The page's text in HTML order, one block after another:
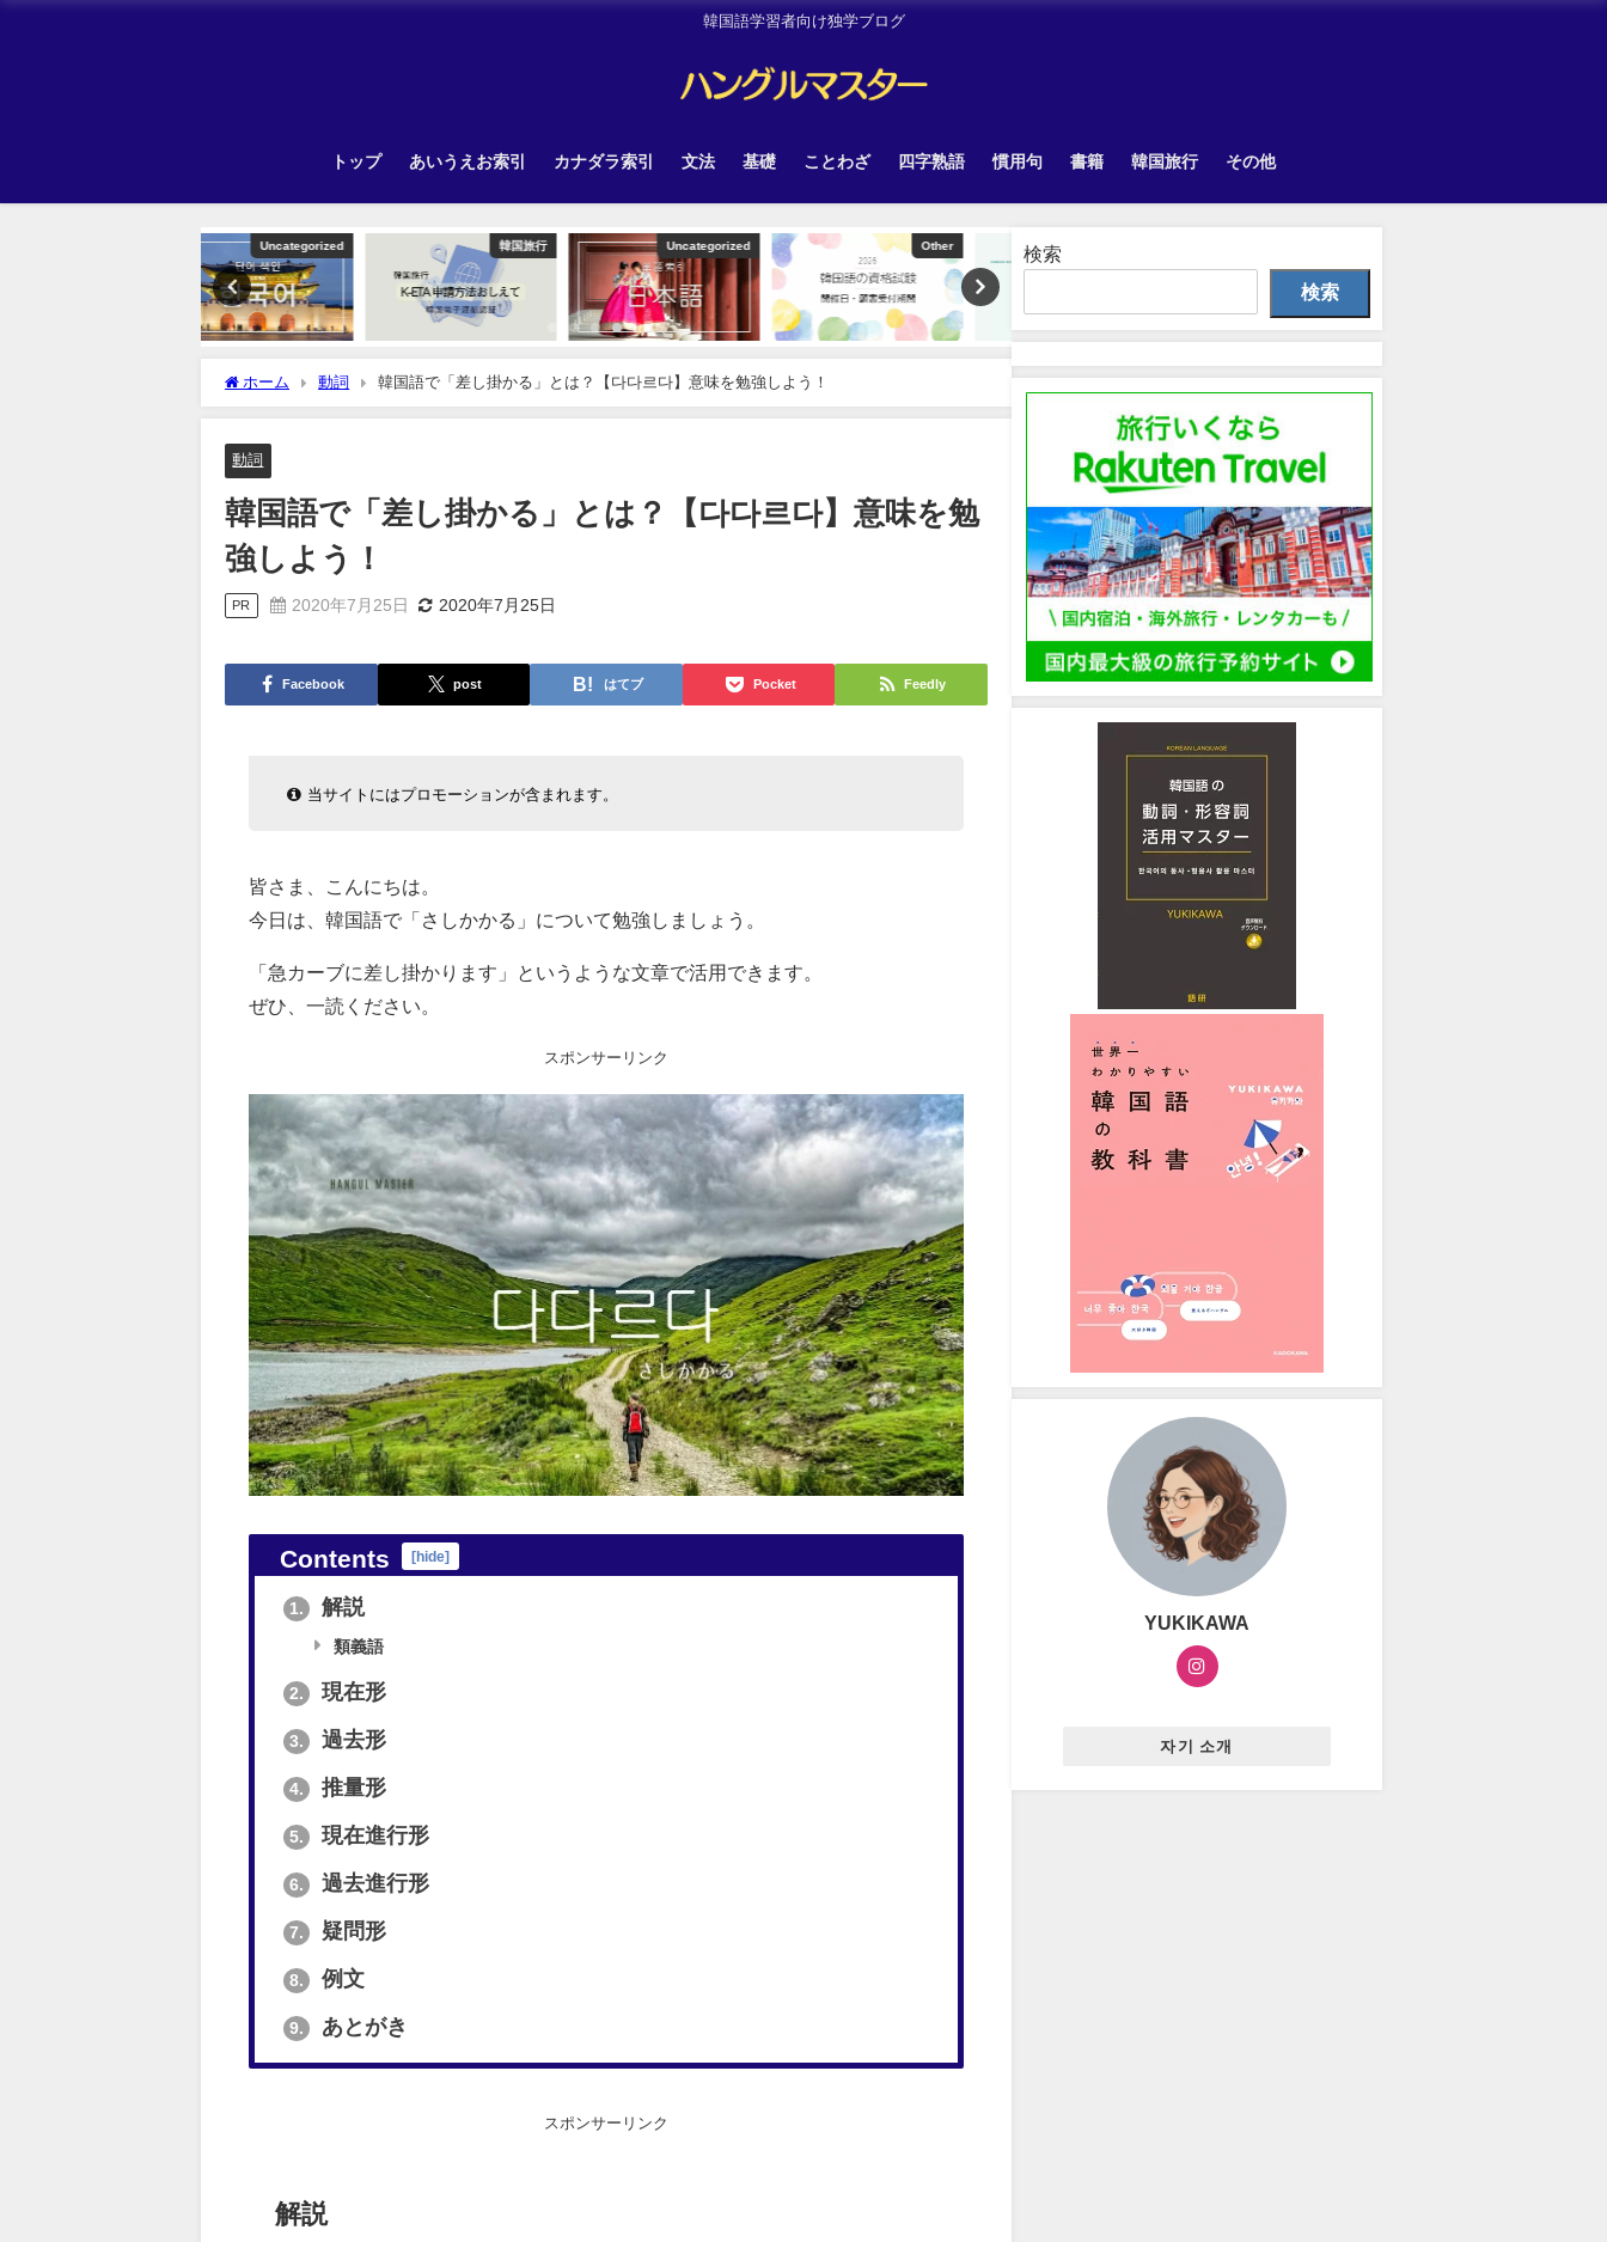
韓国語学習者向け独学ブログ
トップ あいうえお索引 カナダラ索引 文法 基礎 ことわざ 四字熟語 慣用句 書籍 韓国旅行 その他
韓国旅行 Uncategorized Other
ホーム 動詞 韓国語で「差し掛かる」とは？【다다르다】意味を勉強しよう！
動詞
韓国語で「差し掛かる」とは？【다다르다】意味を勉
強しよう！
PR 2020年7月25日 2020年7月25日
Facebook post はてブ Pocket Feedly
当サイトにはプロモーションが含まれます。
皆さま、こんにちは。
今日は、韓国語で「さしかかる」について勉強しましょう。
「急カーブに差し掛かります」というような文章で活用できます。
ぜひ、一読ください。
スポンサーリンク
Contents [hide]
1. 解説
類義語
2. 現在形
3. 過去形
4. 推量形
5. 現在進行形
6. 過去進行形
7. 疑問形
8. 例文
9. あとがき
スポンサーリンク
解説
検索
検索
YUKIKAWA
자기 소개